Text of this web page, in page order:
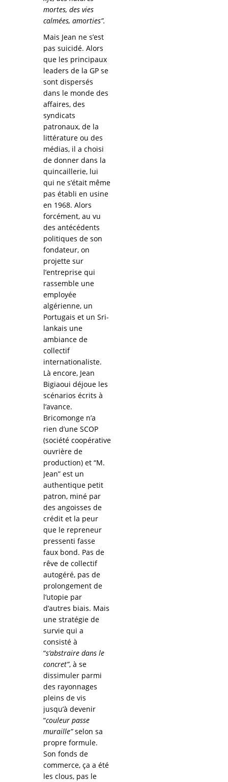
mortes, des vies
calmées, amorties”.
Mais Jean ne s’est
pas suicidé. Alors
que les principaux
leaders de la GP se
sont dispersés
dans le monde des
affaires, des
syndicats
patronaux, de la
littérature ou des
médias, il a choisi
de donner dans la
quincaillerie, lui
qui ne s’était même
pas établi en usine
en 1968. Alors
forcément, au vu
des antécédents
politiques de son
fondateur, on
projette sur
l’entreprise qui
rassemble une
employée
algérienne, un
Portugais et un Sri-
lankais une
ambiance de
collectif
internationaliste.
Là encore, Jean
Bigiaoui déjoue les
scénarios écrits à
l’avance.
Bricomonge n’a
rien d’une SCOP
(société coopérative
ouvrière de
production) et “M.
Jean” est un
authentique petit
patron, miné par
des angoisses de
crédit et la peur
que le repreneur
pressenti fasse
faux bond. Pas de
rêve de collectif
autogéré, pas de
prolongement de
l’utopie par
d’autres biais. Mais
une stratégie de
survie qui a
consisté à
“s’abstraire dans le
concret”, à se
dissimuler parmi
des rayonnages
pleins de vis
jusqu’à devenir
“couleur passe
muraille”selon sa
propre formule.
Son fonds de
commerce, ça a été
les clous, pas le